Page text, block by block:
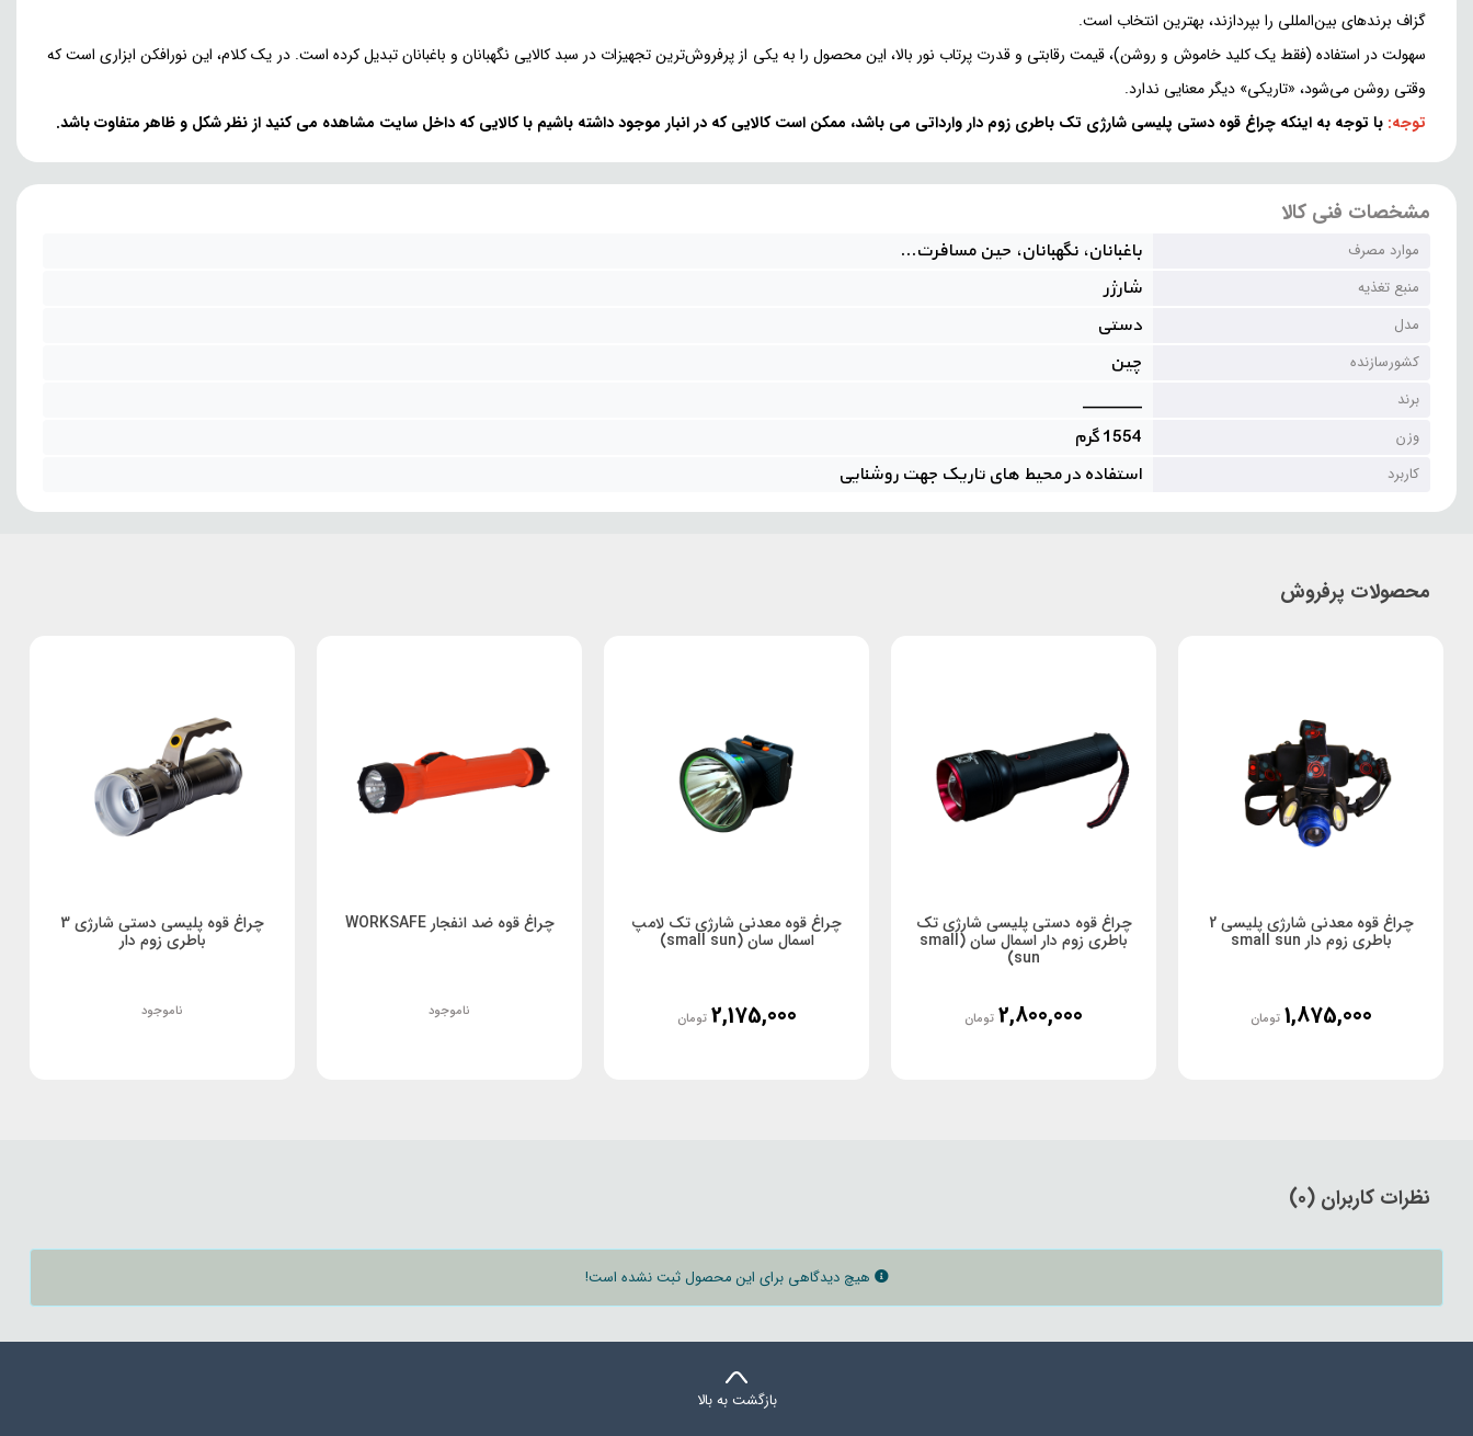
گزاف برندهای بین‌المللی را بپردازند، بهترین انتخاب است.
سهولت در استفاده (فقط یک کلید خاموش و روشن)، قیمت رقابتی و قدرت پرتاب نور بالا، این محصول را به یکی از پرفروش‌ترین تجهیزات در سبد کالایی نگهبانان و باغبانان تبدیل کرده است. در یک کلام، این نورافکن ابزاری است که
وقتی روشن می‌شود، «تاریکی» دیگر معنایی ندارد.
توجه: با توجه به اینکه چراغ قوه دستی پلیسی شارژی تک باطری زوم دار وارداتی می باشد، ممکن است کالایی که در انبار موجود داشته باشیم با کالایی که داخل سایت مشاهده می کنید از نظر شکل و ظاهر متفاوت باشد.
مشخصات فنی کالا
موارد مصرف باغبانان، نگهبانان، حین مسافرت...
منبع تغذیه شارژر
مدل دستی
کشورسازنده چین
برند ______
وزن 1554 گرم
کاربرد استفاده در محیط های تاریک جهت روشنایی
محصولات پرفروش
چراغ قوه معدنی شارژی پلیسی 2
باطری زوم دار small sun
1,875,000 تومان
چراغ قوه دستی پلیسی شارژی تک
باطری زوم دار اسمال سان (small
sun)
2,800,000 تومان
چراغ قوه معدنی شارژی تک لامپ
اسمال سان (small sun)
2,175,000 تومان
چراغ قوه ضد انفجار WORKSAFE
ناموجود
چراغ قوه پلیسی دستی شارژی 3
باطری زوم دار
ناموجود
نظرات کاربران (0)
هیچ دیدگاهی برای این محصول ثبت نشده است!
بازگشت به بالا